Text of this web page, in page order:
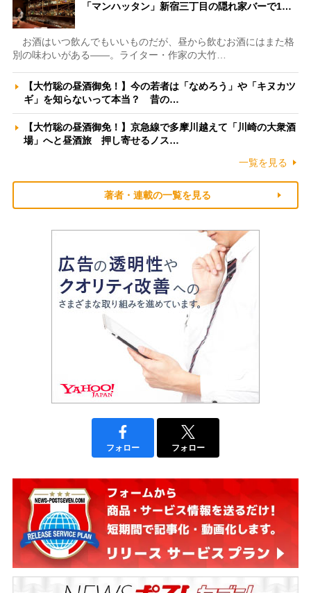
「マンハッタン」新宿三丁目の隠れ家バーで1…
お酒はいつ飲んでもいいものだが、昼から飲むお酒にはまた格
別の味わいがある――。ライター・作家の大竹…
【大竹聡の昼酒御免！】今の若者は「なめろう」や「キヌカツ
ギ」を知らないって本当？ 昔の…
【大竹聡の昼酒御免！】京急線で多摩川越えて「川崎の大衆酒
場」へと昼酒旅 押し寄せるノス…
一覧を見る
著者・連載の一覧を見る
フォロー フォロー